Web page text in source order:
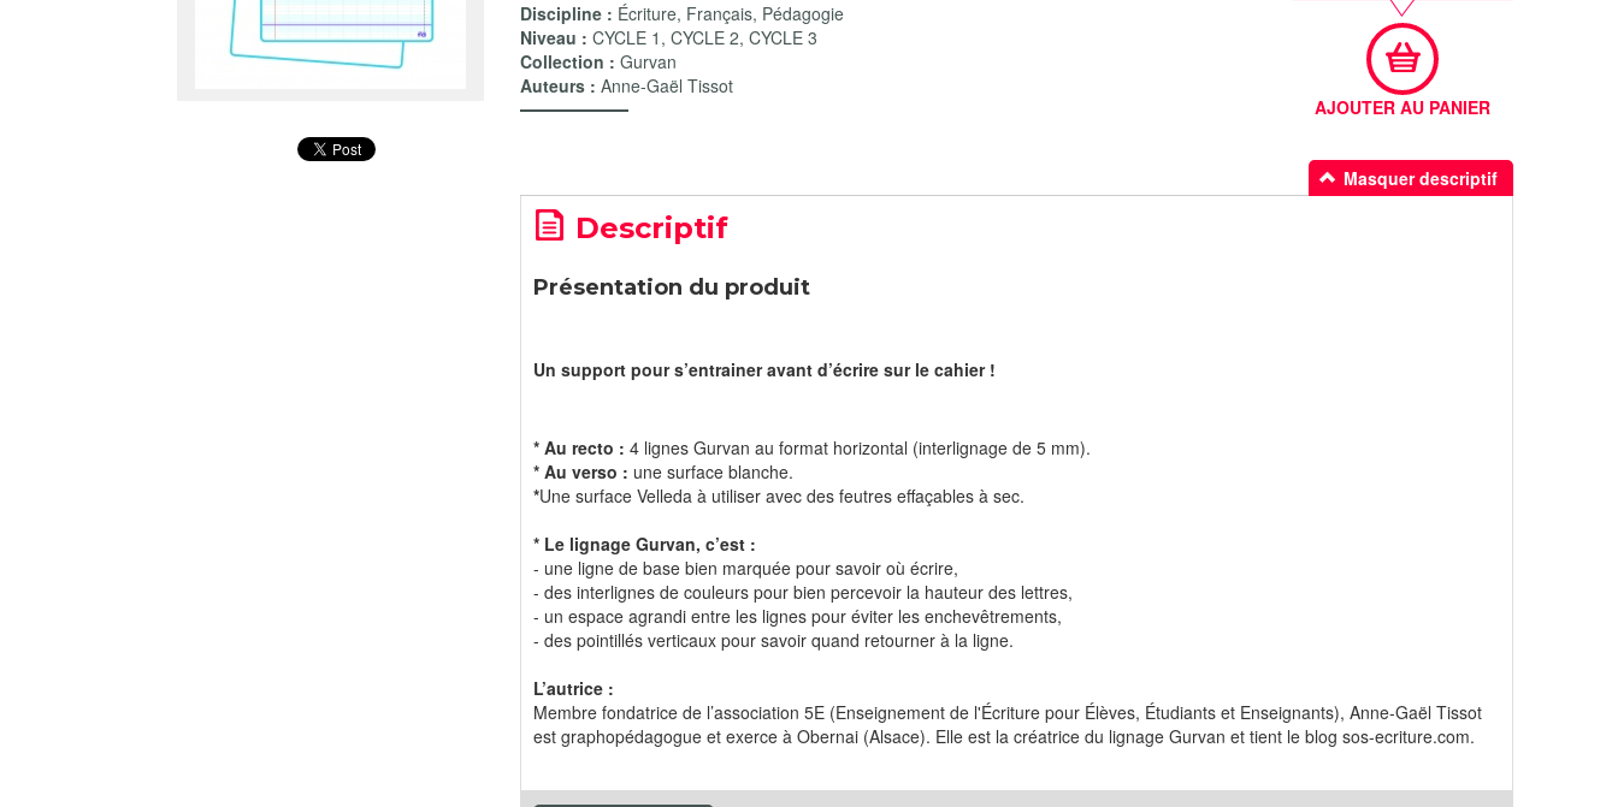
Discipline : Écriture, Français, Pédagogie
Niveau : CYCLE 1 , CYCLE 2, CYCLE 3
Collection : Gurvan
Auteurs : Anne-Gaël Tissot
AJOUTER AU PANIER
Masquer descriptif
Descriptif
Présentation du produit
Un support pour s’entrainer avant d’écrire sur le cahier !
* Au recto : 4 lignes Gurvan au format horizontal (interlignage de 5 mm).​
* Au verso : une surface blanche.​
*Une surface Velleda à utiliser avec des feutres effaçables à sec. ​
* Le lignage Gurvan, c’est : ​
- une ligne de base bien marquée pour savoir où écrire, ​
- des interlignes de couleurs pour bien percevoir la hauteur des lettres,
- un espace agrandi entre les lignes pour éviter les enchevêtrements, ​
- des pointillés verticaux pour savoir quand retourner à la ligne.​
L’autrice :
Membre fondatrice de l’association 5E (Enseignement de l'Écriture pour Élèves, Étudiants et Enseignants), Anne-Gaël Tissot
est graphopédagogue et exerce à Obernai (Alsace). Elle est la créatrice du lignage Gurvan et tient le blog sos-ecriture.com.